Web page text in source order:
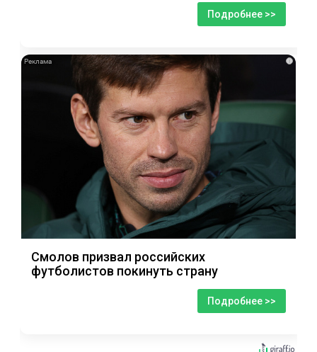
Подробнее >>
i
Смолов призвал российских
футболистов покинуть страну
Подробнее >>